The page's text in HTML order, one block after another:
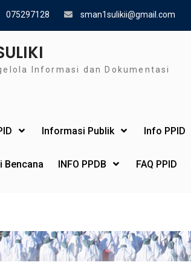
075297128 sman1sulikii@gmail.com
Informasi dan Dokumentasi
Informasi Publik Info PPID
Bencana INFO PPDB FAQ PPID